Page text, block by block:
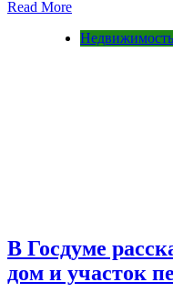
Read More
Недвижимость
В Госдуме
дом и участок